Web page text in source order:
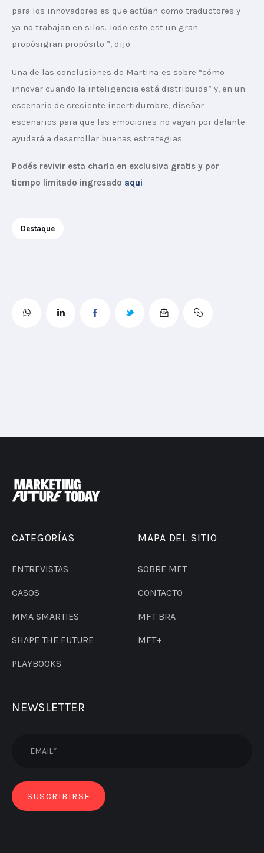
para los innovadores es que actúan como traductores y
ya no trabajan en silos. Todo esto est un gran
propósigran propósito ”, dijo.
Una de las conclusiones de Martina es sobre “cómo
innovar cuando la inteligencia está distribuida” y, en un
escenario de creciente incertidumbre, diseñar
escenarios para que las emociones no vayan por delante
ayudará a desarrollar buenas estrategias.
Podés revivir esta charla en exclusiva gratis y por
tiempo limitado ingresado aqui
Destaque
CATEGORÍAS
ENTREVISTAS
CASOS
MMA SMARTIES
SHAPE THE FUTURE
PLAYBOOKS
MAPA DEL SITIO
SOBRE MFT
CONTACTO
MFT BRA
MFT+
NEWSLETTER